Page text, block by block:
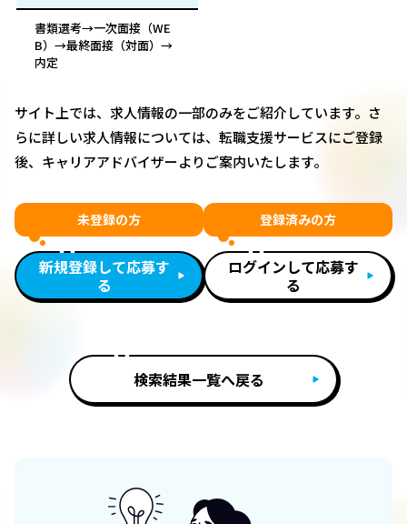
書類選考→一次面接（WE
B）→最終面接（対面）→
内定
サイト上では、求人情報の一部のみをご紹介しています。さ
らに詳しい求人情報については、転職支援サービスにご登録
後、キャリアアドバイザーよりご案内いたします。
未登録の方
新規登録して応募す
る
登録済みの方
ログインして応募す
る
検索結果一覧へ戻る